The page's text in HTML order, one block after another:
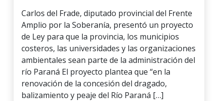
Carlos del Frade, diputado provincial del Frente
Amplio por la Soberanía, presentó un proyecto
de Ley para que la provincia, los municipios
costeros, las universidades y las organizaciones
ambientales sean parte de la administración del
río Paraná El proyecto plantea que “en la
renovación de la concesión del dragado,
balizamiento y peaje del Río Paraná […]